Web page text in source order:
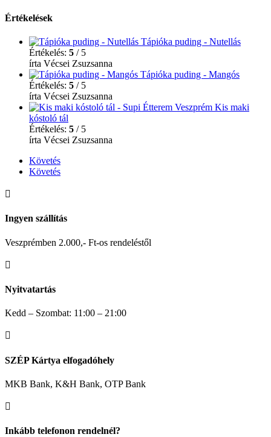
Értékelések
Tápióka puding - Nutellás
Értékelés: 5 / 5
írta Vécsei Zsuzsanna
Tápióka puding - Mangós
Értékelés: 5 / 5
írta Vécsei Zsuzsanna
Kis maki
kóstoló tál
Értékelés: 5 / 5
írta Vécsei Zsuzsanna
Követés
Követés

Ingyen szállítás
Veszprémben 2.000,- Ft-os rendeléstől

Nyitvatartás
Kedd – Szombat: 11:00 – 21:00

SZÉP Kártya elfogadóhely
MKB Bank, K&H Bank, OTP Bank

Inkább telefonon rendelnél?